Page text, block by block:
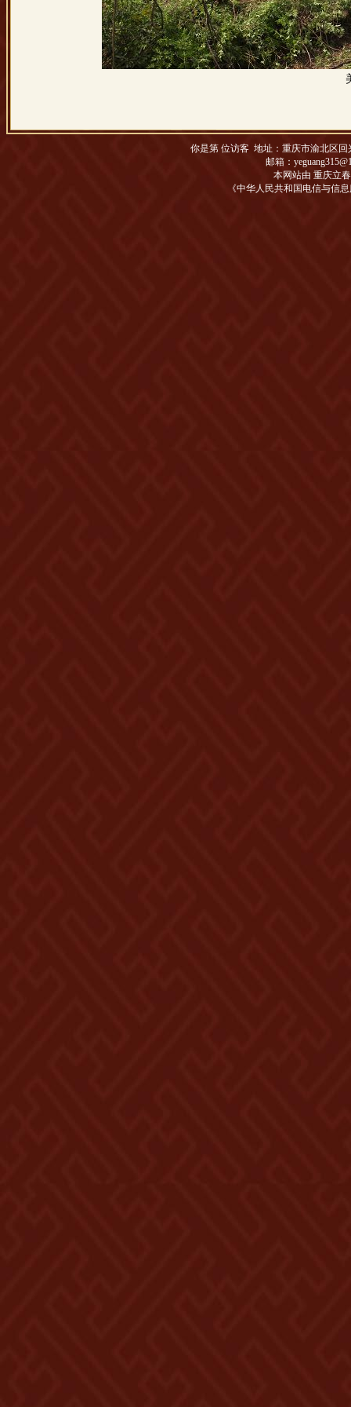
你是第 位访客 地址： 重庆市渝北区回
邮箱：
本网站由 重庆立
《中华人民共和国电信与信